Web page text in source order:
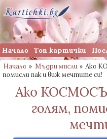
Начало Топ картички
Начало » Мъдри мисли » Ако
помисли пак и виж мечтите си!
Ако
голям,